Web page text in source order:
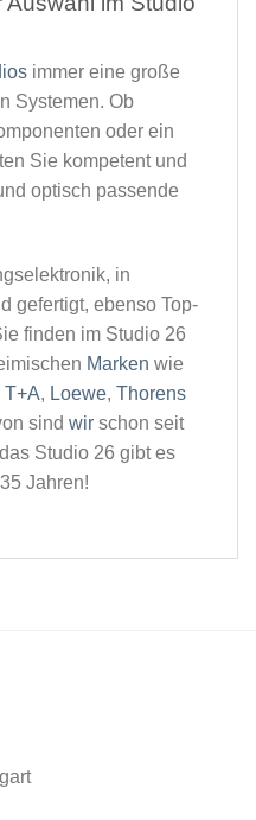
immer eine große
Systemen. Ob
oder ein
Sie kompetent und
optisch passende
in
gefertigt, ebenso Top-
finden im Studio 26
Marken wie
T+A, Loewe, Thorens
sind wir schon seit
Studio 26 gibt es
Jahren!